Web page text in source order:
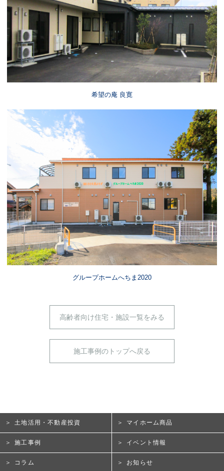
希望の庵 良寛
グループホームへちま2020
高齢者向け住宅・施設一覧をみる
施工事例のトップへ戻る
土地活用・不動産投資 マイホーム商品
施工事例 イベント情報
コラム お知らせ